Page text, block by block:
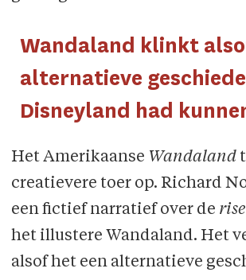
Wandaland klinkt
alternatieve
Disneyland had
Het Amerikaanse Wandaland
creatievere toer op. Richard
een fictief narratief over de
het illustere Wandaland. Het
alsof het een alternatieve